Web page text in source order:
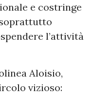
e costringe
l’attività
Aloisio,
vizioso: